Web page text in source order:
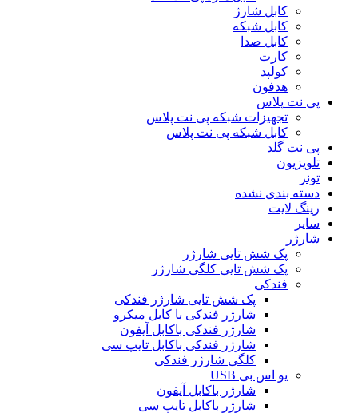
کابل شارژ
کابل شبکه
کابل صدا
کارت
کولپد
هدفون
پی نت پلاس
تجهیزات شبکه پی نت پلاس
کابل شبکه پی نت پلاس
پی نت گلد
تلویزیون
تونر
دسته بندی نشده
رینگ لایت
سایر
شارژر
پک شش تایی شارژر
پک شش تایی کلگی شارژر
فندکی
پک شش تایی شارژر فندکی
شارژر فندکی با کابل میکرو
شارژر فندکی باکابل آیفون
شارژر فندکی باکابل تایپ سی
کلگی شارژر فندکی
یو اس بی USB
شارژر باکابل آیفون
شارژر باکابل تایپ سی